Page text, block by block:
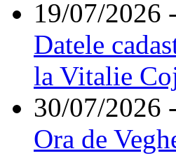
19/07/2026
Datele
la Vitalie
30/07/2026
Ora de